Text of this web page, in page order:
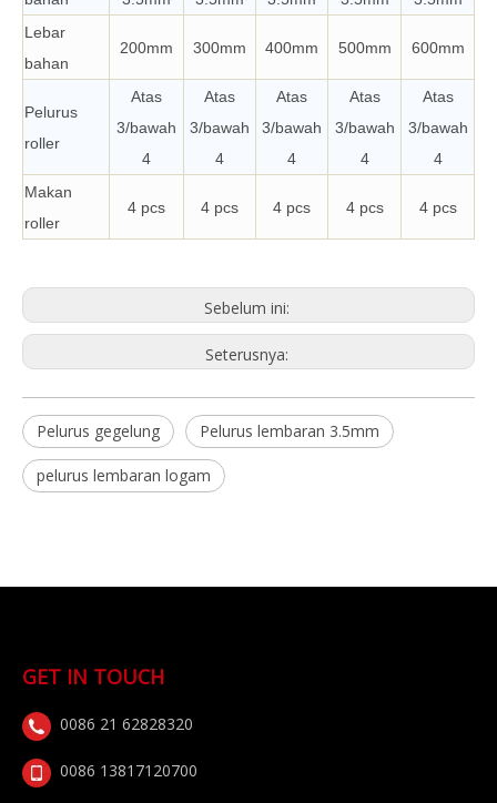
Lebar
bahan
200mm 300mm 400mm 500mm 600mm
Pelurus
roller
Atas
3/bawah
4
Atas
3/bawah
4
Atas
3/bawah
4
Atas
3/bawah
4
Atas
3/bawah
4
Makan
roller
4 pcs 4 pcs 4 pcs 4 pcs 4 pcs
Sebelum ini:
Seterusnya:
Pelurus gegelung Pelurus lembaran 3.5mm
pelurus lembaran logam
GET IN TOUCH
0086 21 62828320
0086 13817120700